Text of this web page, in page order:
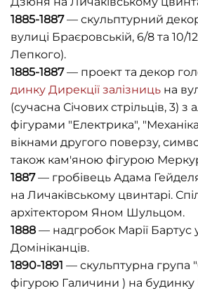
1885-1887— скульптурний
вулиці Браєровській, 6/8 та 10/
Лепкого).
1885-1887— проект та декор
динку Дирекції залізниць на
(сучасна Січових стрільців, 3)
фігурами "Електрика",
вікнами другого поверзу,
також кам'яною фігурою
1887— гробівець Адама
на Личаківському цвинтарі.
архітектором Яном Шульцом.
1888 — надгробок Марії Бартус
Домініканців.
1890-1891 — скульптурна група
фігурою Галичини ) на будинку